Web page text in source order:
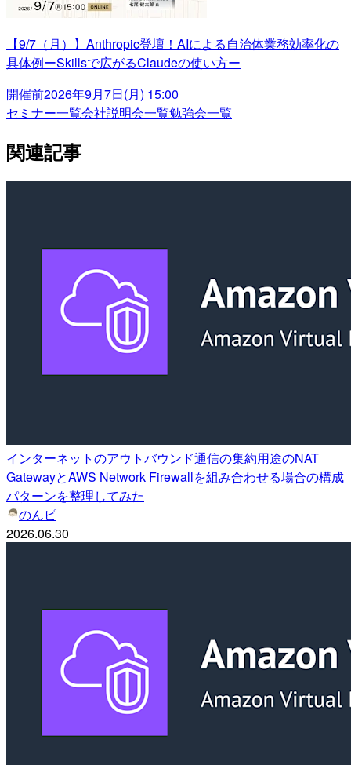
【9/7（月）】Anthropic登壇！AIによる自治体業務効率化の
具体例ーSkillsで広がるClaudeの使い方ー
開催前2026年9月7日(月) 15:00
セミナー一覧会社説明会一覧勉強会一覧
関連記事
インターネットのアウトバウンド通信の集約用途のNAT
GatewayとAWS Network Firewallを組み合わせる場合の構成
パターンを整理してみた
のんピ
2026.06.30